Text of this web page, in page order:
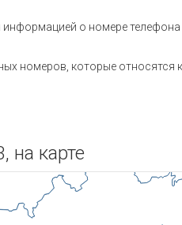
о номере
номеров, которые относятся
на карте